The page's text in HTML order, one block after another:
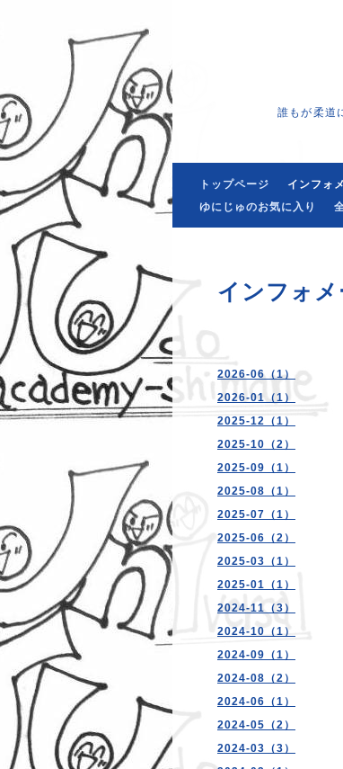
誰もが柔道
トップページ インフォ
ゆにじゅのお気に入り
2026-06（1）
2026-01（1）
2025-12（1）
2025-10（2）
2025-09（1）
2025-08（1）
2025-07（1）
2025-06（2）
2025-03（1）
2025-01（1）
2024-11（3）
2024-10（1）
2024-09（1）
2024-08（2）
2024-06（1）
2024-05（2）
2024-03（3）
インフォ